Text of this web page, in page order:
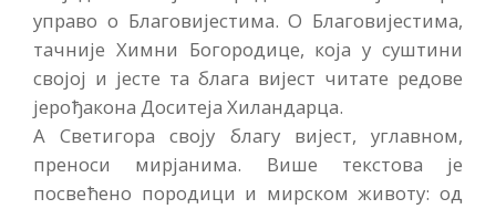
управо о Благовијестима. О Благовијестима,
тачније Химни Богородице, која у суштини
својој и јесте та блага вијест читате редове
јерођакона Доситеја Хиландарца.
А Светигора своју благу вијест, углавном,
преноси мирјанима. Више текстова је
посвећено породици и мирском животу: од